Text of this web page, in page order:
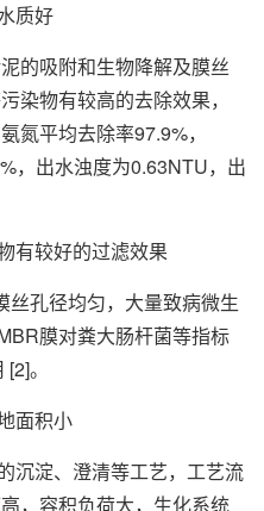
质好
吸附和生物降解及膜丝
染物有较高的去除效果，
氮平均去除率97.9%，
，出水浊度为0.63NTU，出
较好的过滤效果
孔径均匀，大量致病微生
膜对粪大肠杆菌等指标
。
面积小
淀、澄清等工艺，工艺流
，容积负荷大，生化系统